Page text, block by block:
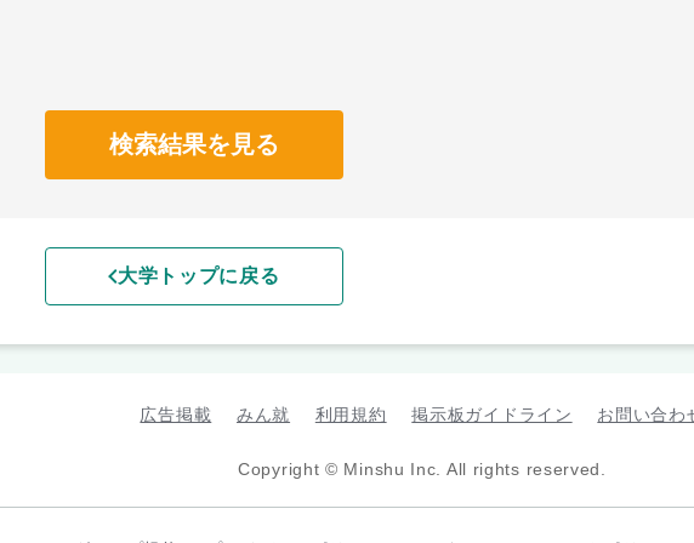
検索結果を見る
大学トップに戻る
広告掲載 みん就 利用規約 掲示板ガイドライン お問い合わ
Copyright © Minshu Inc. All rights reserved.